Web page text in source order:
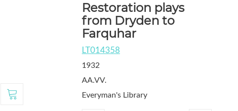
Restoration plays
from Dryden to
Farquhar
LT014358
1932
AA.VV.
Everyman's Library